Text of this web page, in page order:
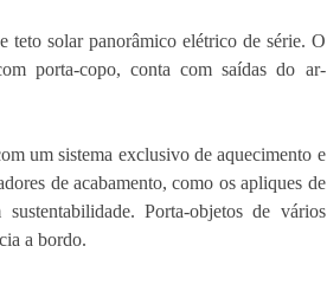
solar panorâmico elétrico de série. O
porta-copo, conta com saídas do ar-
um sistema exclusivo de aquecimento e
de acabamento, como os apliques de
Porta-objetos de vários
a bordo.